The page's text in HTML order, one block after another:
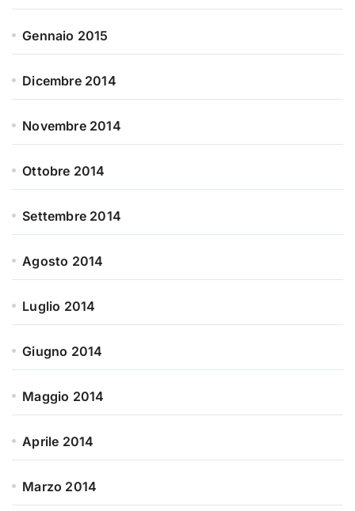
Gennaio 2015
Dicembre 2014
Novembre 2014
Ottobre 2014
Settembre 2014
Agosto 2014
Luglio 2014
Giugno 2014
Maggio 2014
Aprile 2014
Marzo 2014